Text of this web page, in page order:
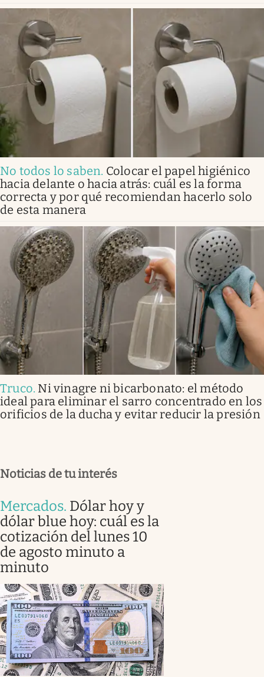
No todos lo saben. Colocar el papel higiénico
hacia delante o hacia atrás: cuál es la forma
correcta y por qué recomiendan hacerlo solo
de esta manera
Truco. Ni vinagre ni bicarbonato: el método
ideal para eliminar el sarro concentrado en los
orificios de la ducha y evitar reducir la presión
Noticias de tu interés
Mercados. Dólar hoy y
dólar blue hoy: cuál es la
cotización del lunes 10
de agosto minuto a
minuto